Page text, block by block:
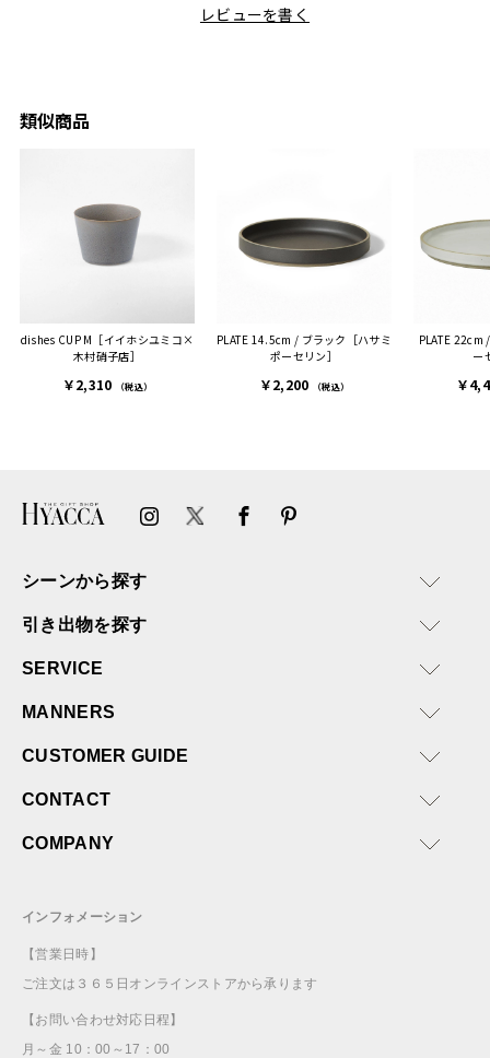
と大好きなカレーのセット
ちらも大変気に入ったと写
人にもお勧めしたいと感じ
ました。
登録してログインできなく
困った際にも、迅速に回答
連絡があり大変助かりまし
利です。洗い物も減って一
レビューを書く
類似商品
dishes CUP M［イイホシユミコ×
木村硝子店］
￥2,310 （税込）
PLATE 14.5cm / ブラック［ハサミ
ポーセリン］
￥2,200 （税込）
PLATE 22cm
ー
￥
シーンから探す
引き出物を探す
SERVICE
MANNERS
CUSTOMER GUIDE
CONTACT
COMPANY
インフォメーション
【営業日時】
ご注文は３６５日オンラインストアから承ります
【お問い合わせ対応日程】
月～金 10：00～17：00